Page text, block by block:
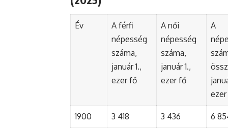
Év
A férfi
népesség
száma,
január 1.,
ezer fő
A női
népesség
száma,
január 1.,
ezer fő
A
1900 3 418 3 436 6